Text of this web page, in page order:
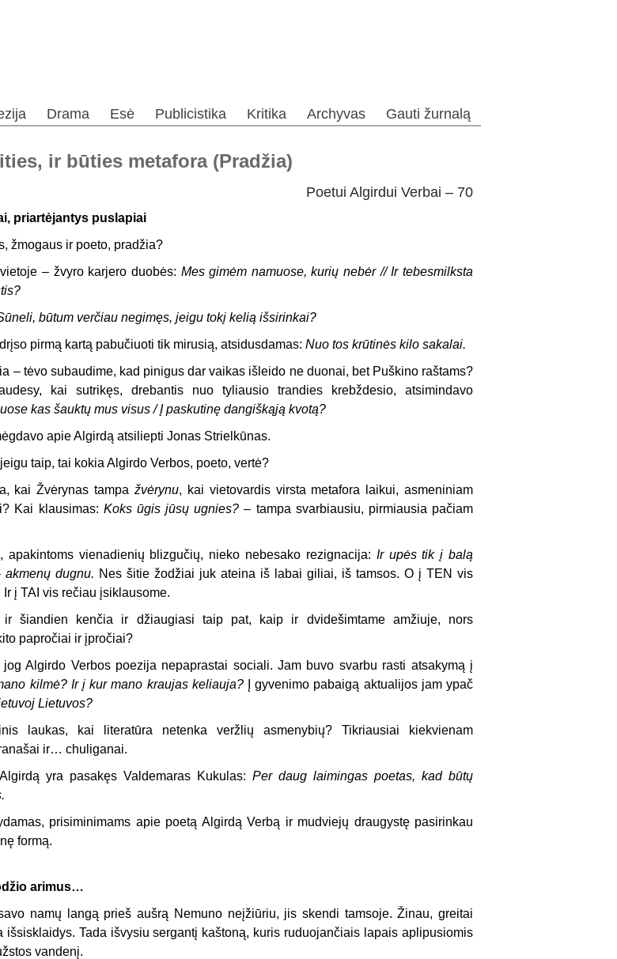
Drama Esė Publicistika Kritika Archyvas Gauti žurnalą
ir būties metafora (Pradžia)
Poetui Algirdui Verbai – 70
priartėjantys puslapiai
žmogaus ir poeto, pradžia?
– žvyro karjero duobės: Mes gimėm namuose, kurių nebėr // Ir tebesmilksta
būtum verčiau negimęs, jeigu tokį kelią išsirinkai?
pirmą kartą pabučiuoti tik mirusią, atsidusdamas: Nuo tos krūtinės kilo sakalai.
– tėvo subaudime, kad pinigus dar vaikas išleido ne duonai, bet Puškino raštams?
kai sutrikęs, drebantis nuo tyliausio trandies krebždesio, atsimindavo
kas šauktų mus visus / Į paskutinę dangiškąją kvotą?
apie Algirdą atsiliepti Jonas Strielkūnas.
taip, tai kokia Algirdo Verbos, poeto, vertė?
kai Žvėrynas tampa žvėrynu, kai vietovardis virsta metafora laikui, asmeniniam
Kai klausimas: Koks ūgis jūsų ugnies? – tampa svarbiausiu, pirmiausia pačiam
apakintoms vienadienių blizgučių, nieko nebesako rezignacija: Ir upės tik į balą
dugnu. Nes šitie žodžiai juk ateina iš labai giliai, iš tamsos. O į TEN vis
į TAI vis rečiau įsiklausome.
šiandien kenčia ir džiaugiasi taip pat, kaip ir dvidešimtame amžiuje, nors
papročiai ir įpročiai?
jog Algirdo Verbos poezija nepaprastai sociali. Jam buvo svarbu rasti atsakymą į
kilmė? Ir į kur mano kraujas keliauja?Į gyvenimo pabaigą aktualijos jam ypač
Lietuvos?
laukas, kai literatūra netenka veržlių asmenybių? Tikriausiai kiekvienam
ir… chuliganai.
yra pasakęs Valdemaras Kukulas: Per daug laimingas poetas, kad būtų
prisiminimams apie poetą Algirdą Verbą ir mudviejų draugystę pasirinkau
formą.
arimus…
namų langą prieš aušrą Nemuno neįžiūriu, jis skendi tamsoje. Žinau, greitai
išsisklaidys. Tada išvysiu sergantį kaštoną, kuris ruduojančiais lapais aplipusiomis
vandenį.